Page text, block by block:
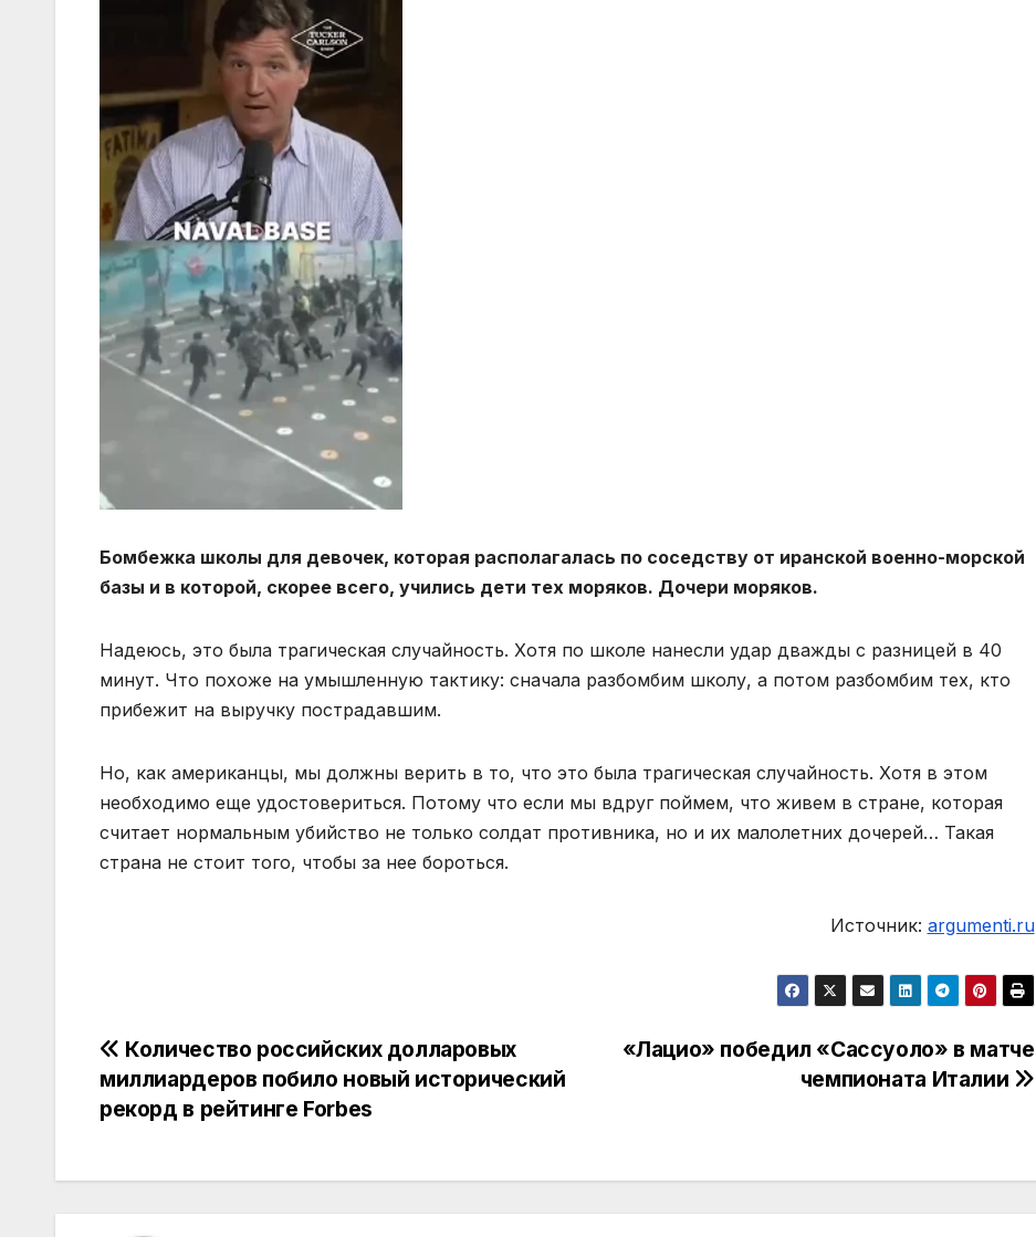
Бомбежка школы для девочек, которая располагалась по соседству от иранской военно-морской
базы и в которой, скорее всего, учились дети тех моряков. Дочери моряков.
Надеюсь, это была трагическая случайность. Хотя по школе нанесли удар дважды с разницей в 40
минут. Что похоже на умышленную тактику: сначала разбомбим школу, а потом разбомбим тех, кто
прибежит на выручку пострадавшим.
Но, как американцы, мы должны верить в то, что это была трагическая случайность. Хотя в этом
необходимо еще удостовериться. Потому что если мы вдруг поймем, что живем в стране, которая
считает нормальным убийство не только солдат противника, но и их малолетних дочерей… Такая
страна не стоит того, чтобы за нее бороться.
Источник: argumenti.ru
Навигация
по
«Лацио» победил «Сассуоло» в матче
чемпионата Италии
Количество российских долларовых
миллиардеров побило новый исторический
рекорд в рейтинге Forbes